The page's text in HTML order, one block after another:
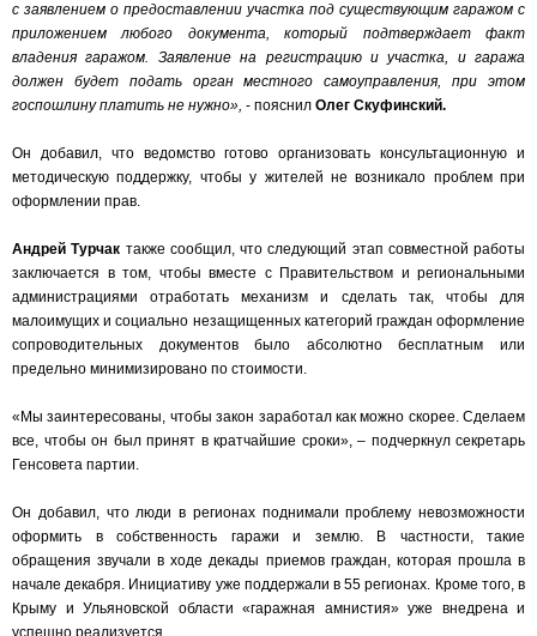
с заявлением о предоставлении участка под существующим гаражом с
приложением любого документа, который подтверждает факт
владения гаражом. Заявление на регистрацию и участка, и гаража
должен будет подать орган местного самоуправления, при этом
госпошлину платить не нужно», - пояснил Олег Скуфинский.
Он добавил, что ведомство готово организовать консультационную и
методическую поддержку, чтобы у жителей не возникало проблем при
оформлении прав.
Андрей Турчак также сообщил, что следующий этап совместной работы
заключается в том, чтобы вместе с Правительством и региональными
администрациями отработать механизм и сделать так, чтобы для
малоимущих и социально незащищенных категорий граждан оформление
сопроводительных документов было абсолютно бесплатным или
предельно минимизировано по стоимости.
«Мы заинтересованы, чтобы закон заработал как можно скорее. Сделаем
все, чтобы он был принят в кратчайшие сроки», – подчеркнул секретарь
Генсовета партии.
Он добавил, что люди в регионах поднимали проблему невозможности
оформить в собственность гаражи и землю. В частности, такие
обращения звучали в ходе декады приемов граждан, которая прошла в
начале декабря. Инициативу уже поддержали в 55 регионах. Кроме того, в
Крыму и Ульяновской области «гаражная амнистия» уже внедрена и
успешно реализуется.